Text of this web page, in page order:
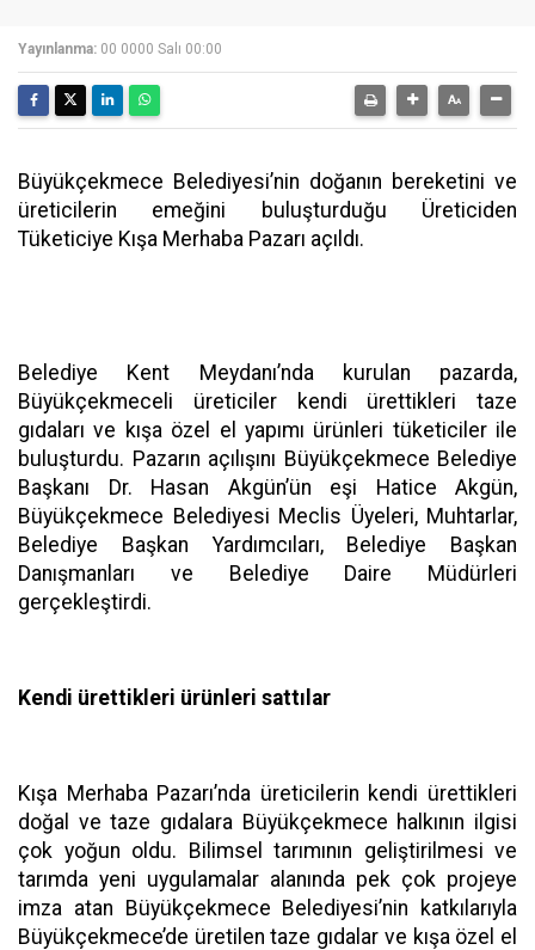
Yayınlanma: 00 0000 Salı 00:00
Büyükçekmece Belediyesi’nin doğanın bereketini ve
üreticilerin emeğini buluşturduğu Üreticiden
Tüketiciye Kışa Merhaba Pazarı açıldı.
Belediye Kent Meydanı’nda kurulan pazarda,
Büyükçekmeceli üreticiler kendi ürettikleri taze
gıdaları ve kışa özel el yapımı ürünleri tüketiciler ile
buluşturdu. Pazarın açılışını Büyükçekmece Belediye
Başkanı Dr. Hasan Akgün’ün eşi Hatice Akgün,
Büyükçekmece Belediyesi Meclis Üyeleri, Muhtarlar,
Belediye Başkan Yardımcıları, Belediye Başkan
Danışmanları ve Belediye Daire Müdürleri
gerçekleştirdi.
Kendi ürettikleri ürünleri sattılar
Kışa Merhaba Pazarı’nda üreticilerin kendi ürettikleri
doğal ve taze gıdalara Büyükçekmece halkının ilgisi
çok yoğun oldu. Bilimsel tarımının geliştirilmesi ve
tarımda yeni uygulamalar alanında pek çok projeye
imza atan Büyükçekmece Belediyesi’nin katkılarıyla
Büyükçekmece’de üretilen taze gıdalar ve kışa özel el